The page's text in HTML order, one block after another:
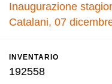
Inaugurazione
Catalani, 07
INVENTARIO
192558